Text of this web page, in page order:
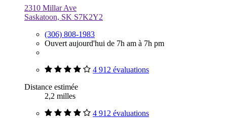
2310 Millar Ave
Saskatoon, SK S7K2Y2
(306) 808-1983
Ouvert aujourd'hui de 7h am à 7h pm
4 912 évaluations
Distance estimée
2,2 milles
4 912 évaluations